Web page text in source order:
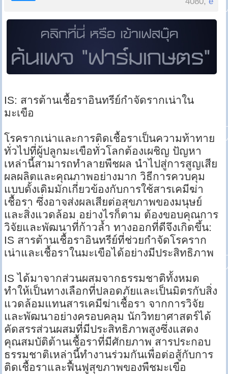
IS: สารต้านเชื้อราอินทรีย์กำจัดรากเน่าใน
มะเขือ
โรครากเน่าและการติดเชื้อราเป็นความท้าทาย
ทั่วไปที่ผู้ปลูกมะเขือทั่วโลกต้องเผชิญ ปัญหา
เหล่านี้สามารถทำลายพืชผล นำไปสู่การสูญเสีย
ผลผลิตและคุณภาพอย่างมาก วิธีการควบคุม
แบบดั้งเดิมมักเกี่ยวข้องกับการใช้สารเคมีฆ่า
เชื้อรา ซึ่งอาจส่งผลเสียต่อสุขภาพของมนุษย์
และสิ่งแวดล้อม อย่างไรก็ตาม ต้องขอบคุณการ
วิจัยและพัฒนาที่ก้าวล้ำ ทางออกที่ดีจึงเกิดขึ้น:
IS สารต้านเชื้อราอินทรีย์ที่ช่วยกำจัดโรคราก
เน่าและเชื้อราในมะเขือได้อย่างมีประสิทธิภาพ
IS ได้มาจากส่วนผสมจากธรรมชาติทั้งหมด
ทำให้เป็นทางเลือกที่ปลอดภัยและเป็นมิตรกับสิ่ง
แวดล้อมแทนสารเคมีฆ่าเชื้อรา จากการวิจัย
และพัฒนาอย่างครอบคลุม นักวิทยาศาสตร์ได้
คัดสรรส่วนผสมที่มีประสิทธิภาพสูงซึ่งแสดง
คุณสมบัติต้านเชื้อราที่มีศักยภาพ สารประกอบ
ธรรมชาติเหล่านี้ทำงานร่วมกันเพื่อต่อสู้กับการ
ติดเชื้อราและฟื้นฟูสุขภาพของพืชมะเขือ